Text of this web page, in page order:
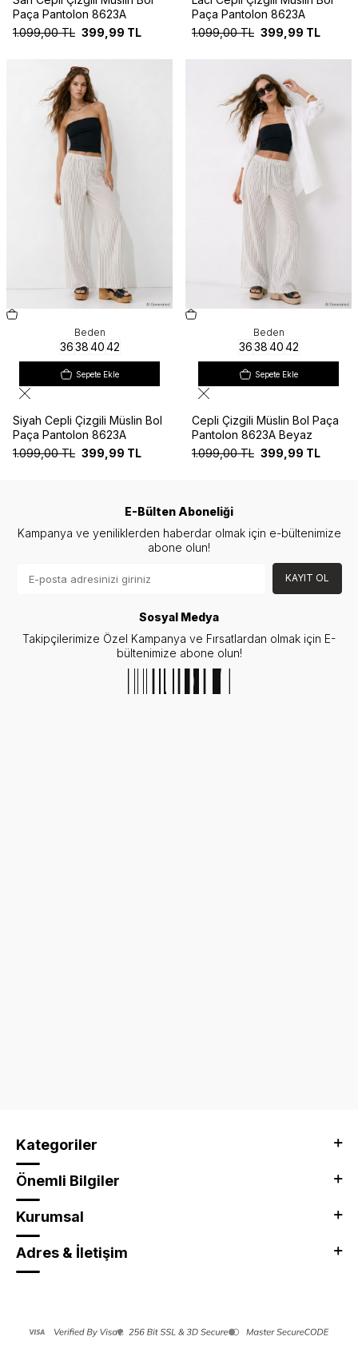
Paça Pantolon 8623A
1.099,00TL 399,99 TL
Paça Pantolon 8623A
1.099,00TL 399,99 TL
Beden
36384042
Sepete Ekle
Siyah Cepli Çizgili Müslin Bol
Paça Pantolon 8623A
1.099,00TL 399,99 TL
Beden
36384042
Sepete Ekle
Cepli Çizgili Müslin Bol Paça
Pantolon 8623A Beyaz
1.099,00TL 399,99 TL
E-Bülten Aboneliği
Kampanya ve yeniliklerden haberdar olmak için e-bültenimize
abone olun!
KAYIT OL
Sosyal Medya
Takipçilerimize Özel Kampanya ve Fırsatlardan olmak için E-
bültenimize abone olun!
Kategoriler
Önemli Bilgiler
Kurumsal
Adres & İletişim